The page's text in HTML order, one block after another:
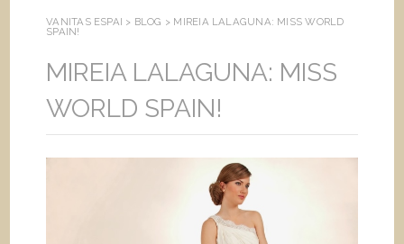
VANITAS ESPAI > BLOG > MIREIA LALAGUNA: MISS WORLD
SPAIN!
MIREIA LALAGUNA: MISS
WORLD SPAIN!